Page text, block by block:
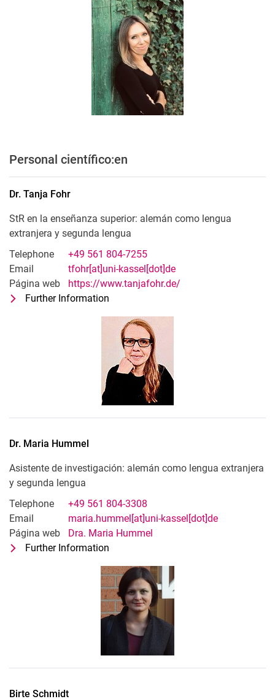
Personal científico:en
Dr. Tanja Fohr
StR en la enseñanza superior: alemán como lengua
extranjera y segunda lengua
Telephone
+49 561 804-7255
Email
tfohr[at]uni-kassel[dot]de
Página web
https://www.tanjafohr.de/
Further Information
Dr. Maria Hummel
Asistente de investigación: alemán como lengua extranjera
y segunda lengua
Telephone
+49 561 804-3308
Email
maria.hummel[at]uni-kassel[dot]de
Página web
Dra. Maria Hummel
Further Information
Birte Schmidt